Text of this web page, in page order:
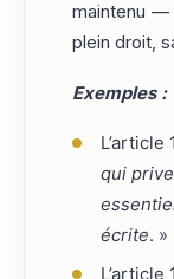
maintenu —
plein droit,
Exemples :
L’article
qui
écrite. »